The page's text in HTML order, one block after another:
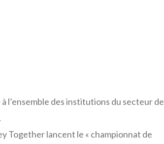
l’ensemble des institutions du secteur de
Together lancent le « championnat de